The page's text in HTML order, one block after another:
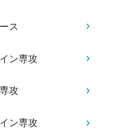
ス
ン専攻
攻
ン専攻